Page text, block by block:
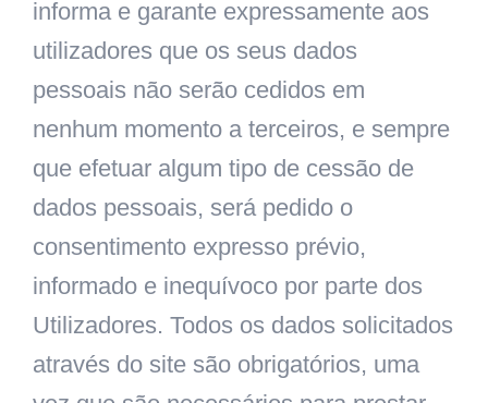
informa e garante expressamente aos
utilizadores que os seus dados
pessoais não serão cedidos em
nenhum momento a terceiros, e sempre
que efetuar algum tipo de cessão de
dados pessoais, será pedido o
consentimento expresso prévio,
informado e inequívoco por parte dos
Utilizadores. Todos os dados solicitados
através do site são obrigatórios, uma